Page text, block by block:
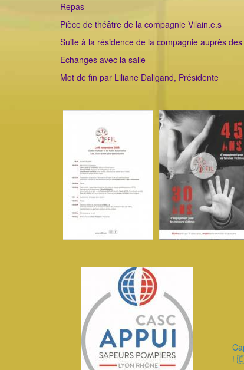
Repas
Pièce de théâtre de la compagnie Vilain.e.s
Suite à la résidence de la compagnie auprès
Echanges avec la salle
Mot de fin par Liliane Daligand, Présidente
!